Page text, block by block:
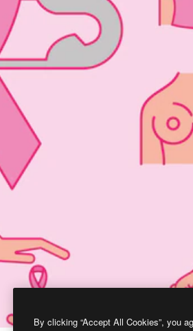
By clicking “Accept All Cookies”, you